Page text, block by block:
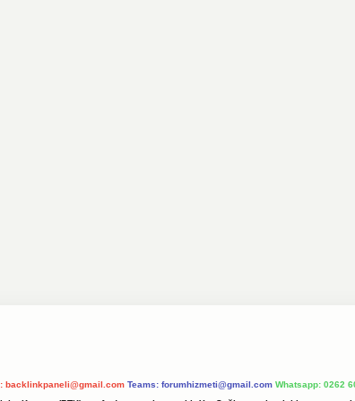
backlinkpaneli@gmail.com Teams: forumhizmeti@gmail.com Whatsapp: 0262